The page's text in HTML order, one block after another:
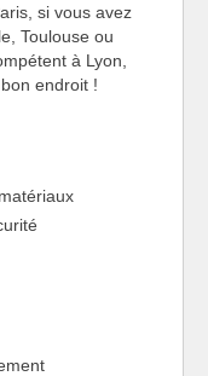
si vous avez
Toulouse ou
à Lyon,
endroit !